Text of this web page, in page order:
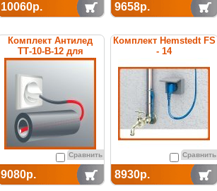
10060р. 9658р.
Комплект Антилед
ТТ-10-В-12 для
обогрева труб
Сравнить
9080р.
Комплект Hemstedt FS
- 14
Сравнить
8930р.